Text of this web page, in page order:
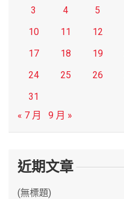
3 4 5
10
11 12
17
18 19
24
25 26
31
« 7 月
9 月 »
近期文章
(無標題)